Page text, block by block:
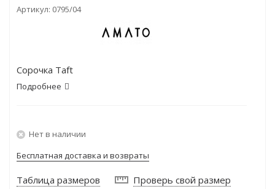
Артикул: 0795/04
Сорочка Taft
Подробнее
Нет в наличии
Бесплатная доставка и возвраты
Таблица размеров Проверь свой размер